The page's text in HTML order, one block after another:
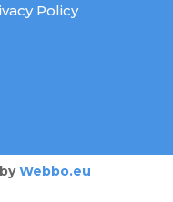
Policy
Webbo.eu